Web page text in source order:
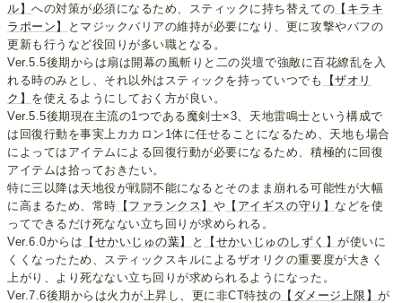
ル】への対策が必須になるため、スティックに持ち替えての 【キラキ
ラポーン】
とマジックバリアの維持が必要になり、更に攻撃やバフの
更新も行うなど役回りが多い職となる。
Ver.5.5後期からは扇は開幕の風斬りと二の災壇で強敵に百花繚乱を入
れる時のみとし、それ以外はスティックを持っていつでも
【ザオリ
ク】 を使えるようにしておく方が良い。
Ver.5.5後期現在主流の1つである魔剣士×3、天地雷鳴士という構成で
は回復行動を事実上カカロン1体に任せることになるため、天地も場合
によってはアイテムによる回復行動が必要になるため、積極的に回復
アイテムは拾っておきたい。
特に三以降は天地役が戦闘不能になるとそのまま崩れる可能性が大幅
に高まるため、常時 【ファランクス】 や 【アイギスの守り】 などを使
ってできるだけ死なない立ち回りが求められる。
Ver.6.0からは 【せかいじゅの葉】 と 【せかいじゅのしずく】が使いに
くくなったため、スティックスキルによるザオリクの重要度が大きく
上がり、より死なない立ち回りが求められるようになった。
Ver.7.6後期からは火力が上昇し、更に非CT特技の 【ダメージ上限】が